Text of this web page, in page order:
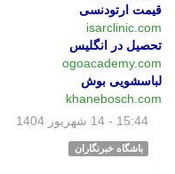
قیمت ارتودنسی
isarclinic.com
تحصیل در انگلیس
ogoacademy.com
لباسشویی بوش
khanebosch.com
15:44 - 14 شهریور 1404
باشگاه خبرنگاران